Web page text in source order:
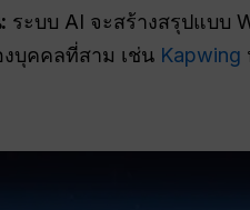
ระบบ AI จะสร้างสรุปแบบ
งบุคคลที่สาม เช่น Kapwing